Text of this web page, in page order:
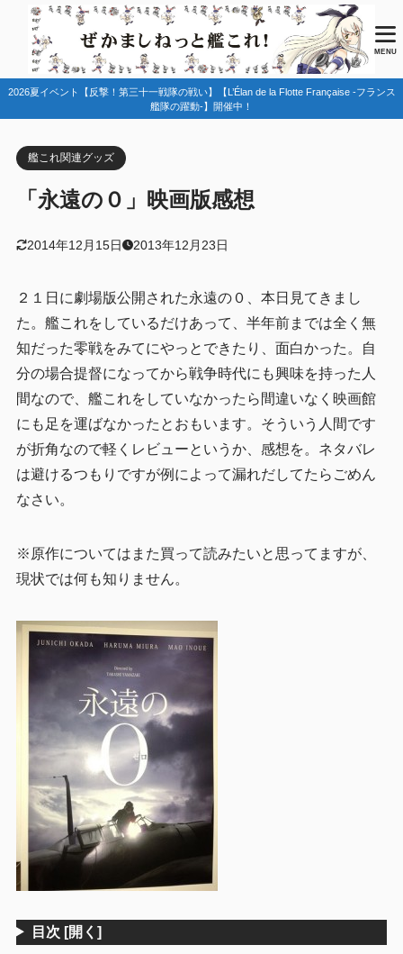
MENU
2026夏イベント【反撃！第三十一戦隊の戦い】【L’Élan de la Flotte Française -フランス
艦隊の躍動-】開催中！
艦これ関連グッズ
「永遠の０」映画版感想
2014年12月15日 2013年12月23日
２１日に劇場版公開された永遠の０、本日見てきまし
た。艦これをしているだけあって、半年前までは全く無
知だった零戦をみてにやっとできたり、面白かった。自
分の場合提督になってから戦争時代にも興味を持った人
間なので、艦これをしていなかったら間違いなく映画館
にも足を運ばなかったとおもいます。そういう人間です
が折角なので軽くレビューというか、感想を。ネタバレ
は避けるつもりですが例によって漏れだしてたらごめん
なさい。
※原作についてはまた買って読みたいと思ってますが、
現状では何も知りません。
目次 [開く]
目次
1 永遠の０（永遠のゼロ）のあらすじ・概要
3 艦これと永遠のゼロを絡めてみて。